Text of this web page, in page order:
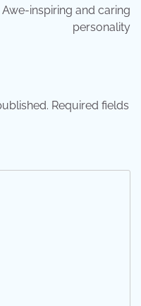
Awe-inspiring and caring
personality
Required fields